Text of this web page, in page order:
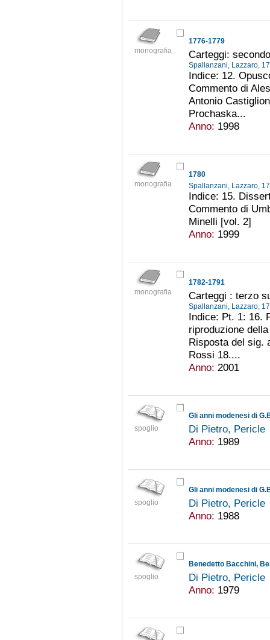
monografia
1776-1779
Carteggi:
Spallanzani, Lazzaro,
Indice: 12.
Commento di
Antonio
Prochaska...
Anno: 1998
monografia
1780
Spallanzani, Lazzaro,
Indice: 15.
Commento di
Minelli [vol. 2]
Anno: 1999
monografia
1782-1791
Carteggi : terzo
Spallanzani, Lazzaro,
Indice: Pt. 1: 16.
riproduzione
Risposta del sig.
Rossi 18....
Anno: 2001
spoglio
Gli anni modenesi di
Di Pietro, Pericle
Anno: 1989
spoglio
Gli anni modenesi di
Di Pietro, Pericle
Anno: 1988
spoglio
Di Pietro, Pericle
Anno: 1979